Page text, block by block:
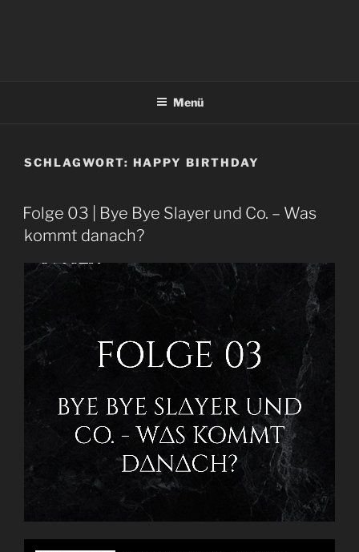
Menü
SCHLAGWORT: HAPPY BIRTHDAY
Folge 03 | Bye Bye Slayer und Co. – Was
kommt danach?